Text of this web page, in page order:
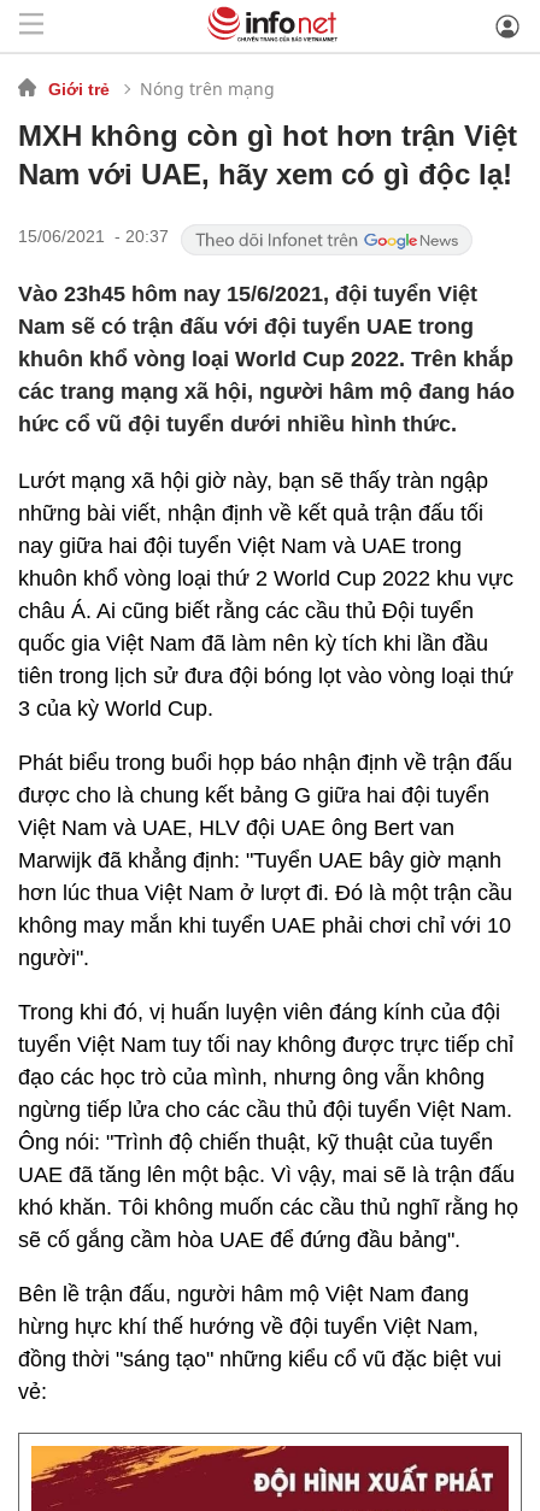
Giới trẻ Nóng trên mạng
MXH không còn gì hot hơn trận Việt
Nam với UAE, hãy xem có gì độc lạ!
15/06/2021 - 20:37
Vào 23h45 hôm nay 15/6/2021, đội tuyển Việt
Nam sẽ có trận đấu với đội tuyển UAE trong
khuôn khổ vòng loại World Cup 2022. Trên khắp
các trang mạng xã hội, người hâm mộ đang háo
hức cổ vũ đội tuyển dưới nhiều hình thức.
Lướt mạng xã hội giờ này, bạn sẽ thấy tràn ngập
những bài viết, nhận định về kết quả trận đấu tối
nay giữa hai đội tuyển Việt Nam và UAE trong
khuôn khổ vòng loại thứ 2 World Cup 2022 khu vực
châu Á. Ai cũng biết rằng các cầu thủ Đội tuyển
quốc gia Việt Nam đã làm nên kỳ tích khi lần đầu
tiên trong lịch sử đưa đội bóng lọt vào vòng loại thứ
3 của kỳ World Cup.
Phát biểu trong buổi họp báo nhận định về trận đấu
được cho là chung kết bảng G giữa hai đội tuyển
Việt Nam và UAE, HLV đội UAE ông Bert van
Marwijk đã khẳng định: "Tuyển UAE bây giờ mạnh
hơn lúc thua Việt Nam ở lượt đi. Đó là một trận cầu
không may mắn khi tuyển UAE phải chơi chỉ với 10
người".
Trong khi đó, vị huấn luyện viên đáng kính của đội
tuyển Việt Nam tuy tối nay không được trực tiếp chỉ
đạo các học trò của mình, nhưng ông vẫn không
ngừng tiếp lửa cho các cầu thủ đội tuyển Việt Nam.
Ông nói: "Trình độ chiến thuật, kỹ thuật của tuyển
UAE đã tăng lên một bậc. Vì vậy, mai sẽ là trận đấu
khó khăn. Tôi không muốn các cầu thủ nghĩ rằng họ
sẽ cố gắng cầm hòa UAE để đứng đầu bảng".
Bên lề trận đấu, người hâm mộ Việt Nam đang
hừng hực khí thế hướng về đội tuyển Việt Nam,
đồng thời "sáng tạo" những kiểu cổ vũ đặc biệt vui
vẻ: